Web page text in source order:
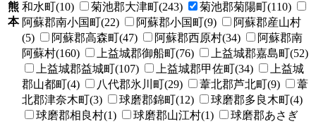
熊
本
和水町(10)
菊池郡大津町(243)
菊池郡菊陽町(110)
阿蘇郡南小国町(22)
阿蘇郡小国町(9)
阿蘇郡産山村
(5)
阿蘇郡高森町(47) 阿蘇郡西原村(34)
阿蘇郡南
阿蘇村(160)
上益城郡御船町(76)
上益城郡嘉島町(52)
上益城郡益城町(107)
上益城郡甲佐町(34)
上益城
郡山都町(4)
八代郡氷川町(29) 葦北郡芦北町(9)
葦
北郡津奈木町(3)
球磨郡錦町(12)
球磨郡多良木町(4)
球磨郡相良村(1)
球磨郡山江村(1)
球磨郡あさぎ